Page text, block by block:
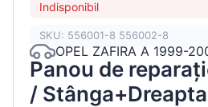
Indisponibil
SKU: 556001-8 556002-8
OPEL ZAFIRA A 1999-
Panou de
/